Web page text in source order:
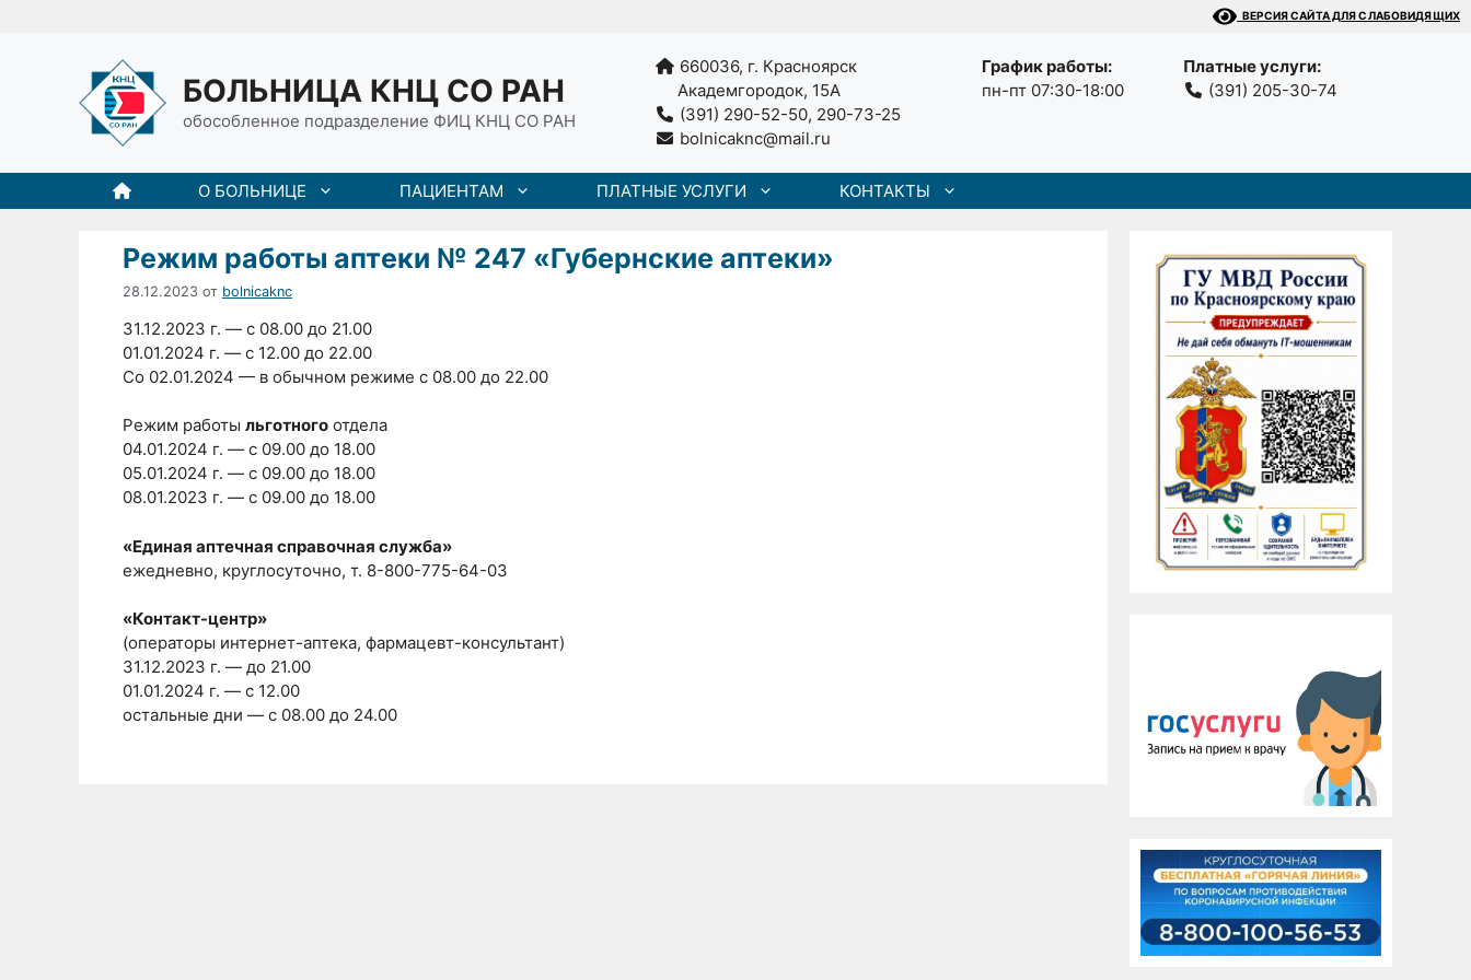
ВЕРСИЯ САЙТА ДЛЯ СЛАБОВИДЯЩИХ
БОЛЬНИЦА КНЦ СО РАН
обособленное подразделение ФИЦ КНЦ СО РАН
660036, г. Красноярск
Академгородок, 15А
(391) 290-52-50, 290-73-25
bolnicaknc@mail.ru
График работы:
пн-пт 07:30-18:00
Платные услуги:
(391) 205-30-74
О БОЛЬНИЦЕ ПАЦИЕНТАМ ПЛАТНЫЕ УСЛУГИ КОНТАКТЫ
Режим работы аптеки № 247 «Губернские аптеки»
28.12.2023 от bolnicaknc
31.12.2023 г. — с 08.00 до 21.00
01.01.2024 г. — с 12.00 до 22.00
Со 02.01.2024 — в обычном режиме с 08.00 до 22.00
Режим работы льготного отдела
04.01.2024 г. — с 09.00 до 18.00
05.01.2024 г. — с 09.00 до 18.00
08.01.2023 г. — с 09.00 до 18.00
«Единая аптечная справочная служба»
ежедневно, круглосуточно, т. 8-800-775-64-03
«Контакт-центр»
(операторы интернет-аптека, фармацевт-консультант)
31.12.2023 г. — до 21.00
01.01.2024 г. — с 12.00
остальные дни — с 08.00 до 24.00